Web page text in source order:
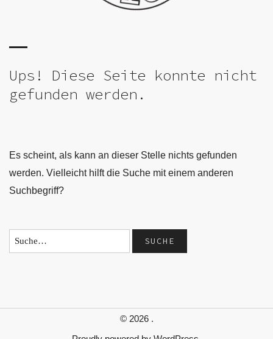
Ups! Diese Seite konnte nicht
gefunden werden.
Es scheint, als kann an dieser Stelle nichts gefunden
werden. Vielleicht hilft die Suche mit einem anderen
Suchbegriff?
© 2026 .